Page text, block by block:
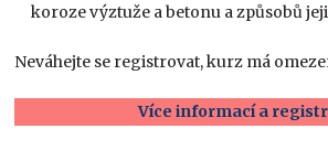
koroze výztuže a betonu a způsobů
Neváhejte se registrovat, kurz má
Více informací a